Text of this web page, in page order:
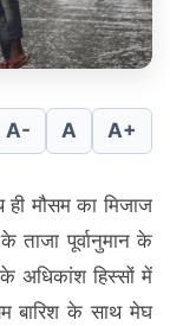
A- A A+
मौसम का मिजाज
ताजा पूर्वानुमान के
अधिकांश हिस्सों में
बारिश के साथ मेघ